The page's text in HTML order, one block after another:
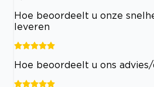
Hoe beoordeelt u onze
leveren
Hoe beoordeelt u ons